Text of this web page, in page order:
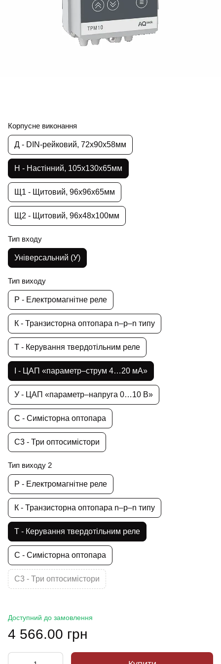
Корпусне виконання
Д - DIN-рейковий, 72х90х58мм
Н - Настінний, 105х130х65мм
Щ1 - Щитовий, 96х96х65мм
Щ2 - Щитовий, 96х48х100мм
Тип входу
Універсальний (У)
Тип виходу
Р - Електромагнітне реле
К - Транзисторна оптопара n–p–n типу
Т - Керування твердотільним реле
І - ЦАП «параметр–струм 4…20 мА»
У - ЦАП «параметр–напруга 0…10 В»
С - Симісторна оптопара
С3 - Три оптосимістори
Тип виходу 2
Р - Електромагнітне реле
К - Транзисторна оптопара n–p–n типу
Т - Керування твердотільним реле
С - Симісторна оптопара
С3 - Три оптосимістори
Доступний до замовлення
4 566.00 грн